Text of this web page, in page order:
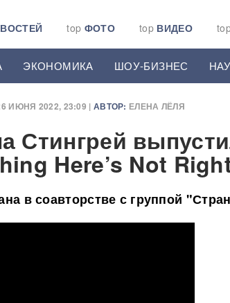
top ФОТО top ВИДЕО
ЭКОНОМИКА ШОУ-БИЗНЕС
ИЮНЯ 2022, 23:09 | АВТОР: ЕЛЕНА ЛЁЛЯ
Стингрей
Here’s Not
в соавторстве с группой